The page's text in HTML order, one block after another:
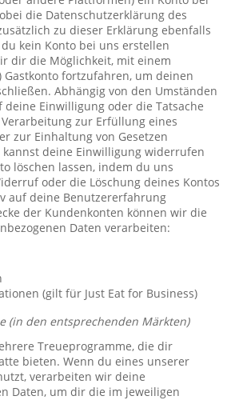
die Datenschutzerklärung des
zu dieser Erklärung ebenfalls
kein Konto bei uns erstellen
dir die Möglichkeit, mit einem
Gastkonto fortzufahren, um deinen
Abhängig von den Umständen
Einwilligung oder die Tatsache
zur Erfüllung eines
zur Einhaltung von Gesetzen
deine Einwilligung widerrufen
löschen lassen, indem du uns
oder die Löschung deines Kontos
auf deine Benutzererfahrung
der Kundenkonten können wir die
Daten verarbeiten:
(gilt für Just Eat for Business)
(in den entsprechenden Märkten)
Treueprogramme, die dir
bieten. Wenn du eines unserer
verarbeiten wir deine
Daten, um dir die im jeweiligen